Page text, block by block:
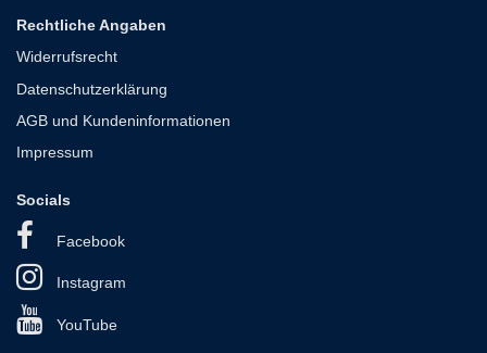
Rechtliche Angaben
Widerrufsrecht
Datenschutzerklärung
AGB und Kundeninformationen
Impressum
Socials
Facebook
Instagram
YouTube